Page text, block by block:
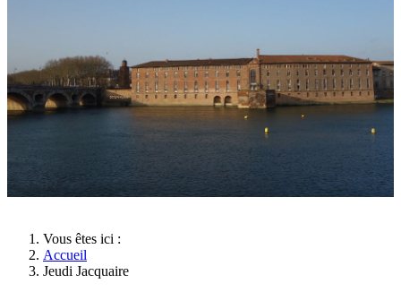
Vous êtes ici :
Accueil
Jeudi Jacquaire